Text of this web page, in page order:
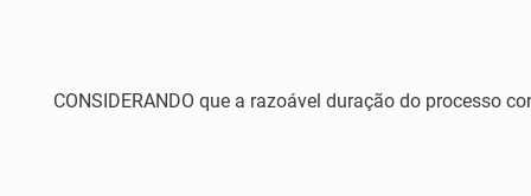
CONSIDERANDO que a razoável duração do processo